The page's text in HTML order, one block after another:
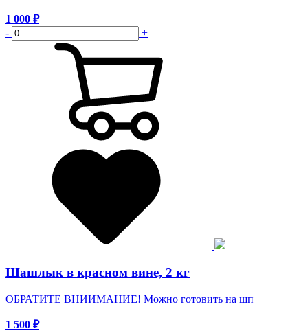
1 000 ₽
-
+
Шашлык в красном вине, 2 кг
ОБРАТИТЕ ВНИИМАНИЕ! Можно готовить на шп
1 500 ₽